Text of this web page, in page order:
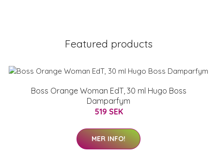
Featured products
Boss Orange Woman EdT, 30 ml Hugo Boss
Damparfym
519 SEK
MER INFO!